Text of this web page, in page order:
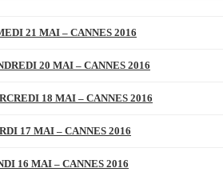
21 MAI – CANNES 2016
20 MAI – CANNES 2016
18 MAI – CANNES 2016
17 MAI – CANNES 2016
16 MAI – CANNES 2016